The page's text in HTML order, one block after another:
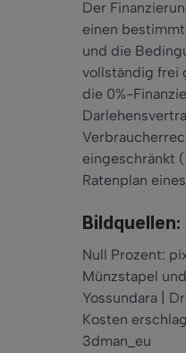
Der
einen
und die
vollständig frei
die 0%-
eingeschränkt
Ratenplan
Bildquellen:
Null Prozent:
Münzstapel
Yossundara |
Kosten
3dman_eu